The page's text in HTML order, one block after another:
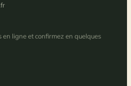
en ligne et confirmez en quelques